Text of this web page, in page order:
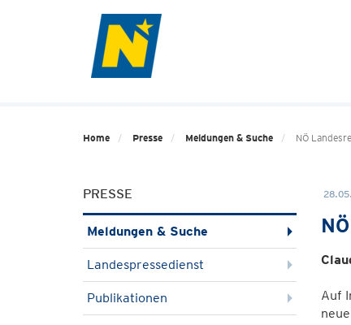
Home Presse Meldungen & Suche NÖ
PRESSE
Meldungen & Suche
Landespressedienst
Publikationen
Auf